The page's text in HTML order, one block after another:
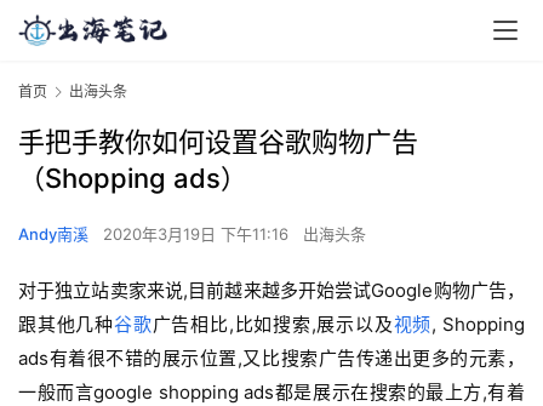
首页 出海头条
手把手教你如何设置谷歌购物广告
（Shopping ads）
Andy南溪 2020年3月19日 下午11:16 出海头条
对于独立站卖家来说,目前越来越多开始尝试Google购物广告，
跟其他几种谷歌广告相比,比如搜索,展示以及视频, Shopping
ads有着很不错的展示位置,又比搜索广告传递出更多的元素，
一般而言google shopping ads都是展示在搜索的最上方,有着